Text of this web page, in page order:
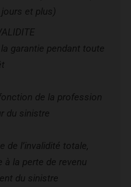
et plus)
garantie pendant toute
de la profession
du sinistre
de l’invalidité totale,
à la perte de revenu
du sinistre